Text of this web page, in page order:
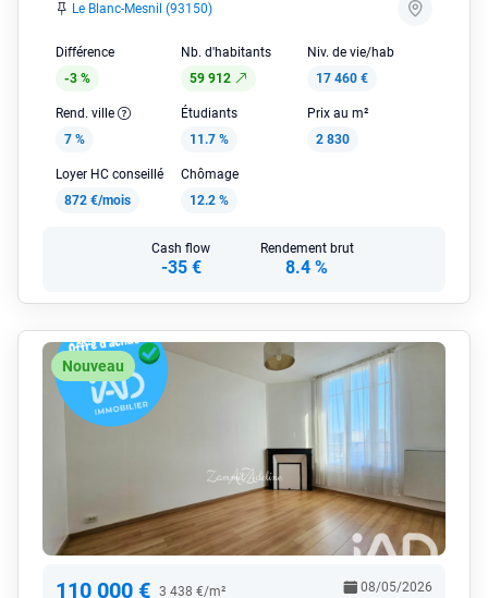
Le Blanc-Mesnil (93150)
Différence
-3 %
Nb. d'habitants
59 912
Niv. de vie/hab
17 460 €
Rend. ville
7 %
Étudiants
11.7 %
Prix au m²
2 830
Loyer HC conseillé
872 €/mois
Chômage
12.2 %
Cash flow
-35 €
Rendement brut
8.4 %
Nouveau
110 000 € 3 438 €/m² 08/05/2026